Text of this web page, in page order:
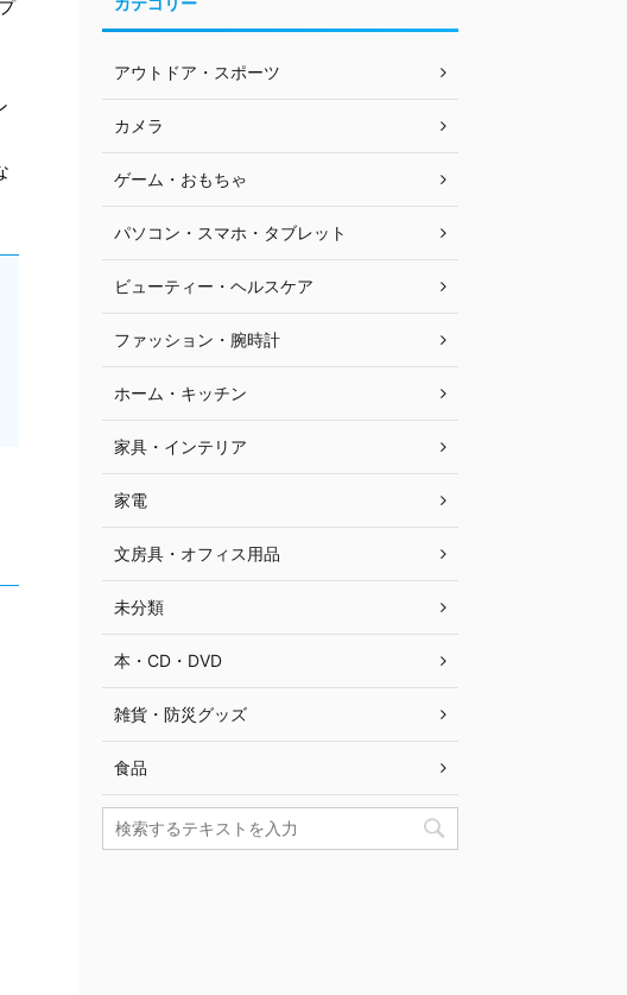
アウトドア・スポーツ
カメラ
ゲーム・おもちゃ
パソコン・スマホ・タブレット
ビューティー・ヘルスケア
ファッション・腕時計
ホーム・キッチン
家具・インテリア
家電
文房具・オフィス用品
未分類
本・CD・DVD
雑貨・防災グッズ
食品